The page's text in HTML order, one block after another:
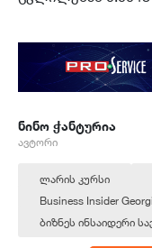
ნინო ჭანტურია
ავტორი
ლარის კურსი
Business Insider
ბიზნეს ინსაიდერი